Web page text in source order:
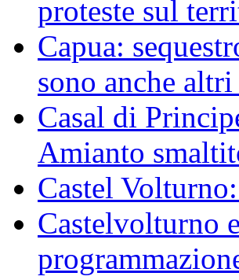
proteste sul
Capua:
sono anche
Casal di
Amianto
Castel
Castelvolturno